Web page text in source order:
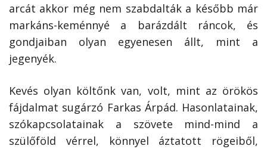
arcát akkor még nem szabdalták a később már
markáns-keménnyé a barázdált ráncok, és
gondjaiban olyan egyenesen állt, mint a
jegenyék.
Kevés olyan költőnk van, volt, mint az örökös
fájdalmat sugárzó Farkas Árpád. Hasonlatainak,
szókapcsolatainak a szövete mind-mind a
szülőföld vérrel, könnyel áztatott rögeiből,